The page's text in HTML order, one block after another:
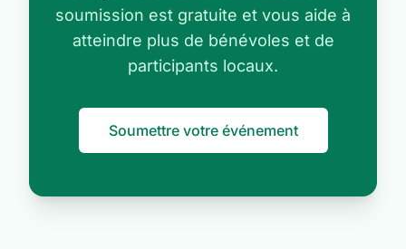
soumission est gratuite et vous aide à
atteindre plus de bénévoles et de
participants locaux.
Soumettre votre événement